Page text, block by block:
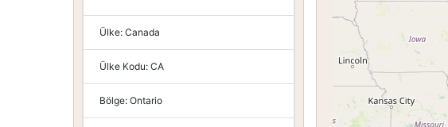
Ülke: Canada
Ülke Kodu: CA
Bölge: Ontario